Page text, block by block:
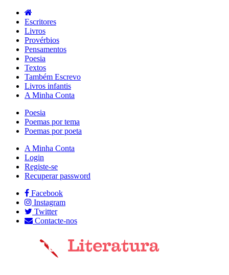
Escritores
Livros
Provérbios
Pensamentos
Poesia
Textos
Também Escrevo
Livros infantis
A Minha Conta
Poesia
Poemas por tema
Poemas por poeta
A Minha Conta
Login
Registe-se
Recuperar password
Facebook
Instagram
Twitter
Contacte-nos